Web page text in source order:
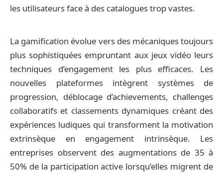
les utilisateurs face à des catalogues trop vastes.
La gamification évolue vers des mécaniques toujours
plus sophistiquées empruntant aux jeux vidéo leurs
techniques d’engagement les plus efficaces. Les
nouvelles plateformes intègrent systèmes de
progression, déblocage d’achievements, challenges
collaboratifs et classements dynamiques créant des
expériences ludiques qui transforment la motivation
extrinsèque en engagement intrinsèque. Les
entreprises observent des augmentations de 35 à
50% de la participation active lorsqu’elles migrent de